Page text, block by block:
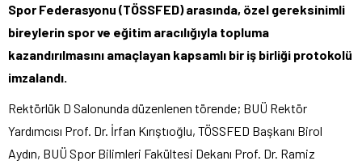
Spor Federasyonu (TÖSSFED) arasında, özel gereksinimli
bireylerin spor ve eğitim aracılığıyla topluma
kazandırılmasını amaçlayan kapsamlı bir iş birliği protokolü
imzalandı.
Rektörlük D Salonunda düzenlenen törende; BUÜ Rektör
Yardımcısı Prof. Dr. İrfan Kırıştıoğlu, TÖSSFED Başkanı Birol
Aydın, BUÜ Spor Bilimleri Fakültesi Dekanı Prof. Dr. Ramiz